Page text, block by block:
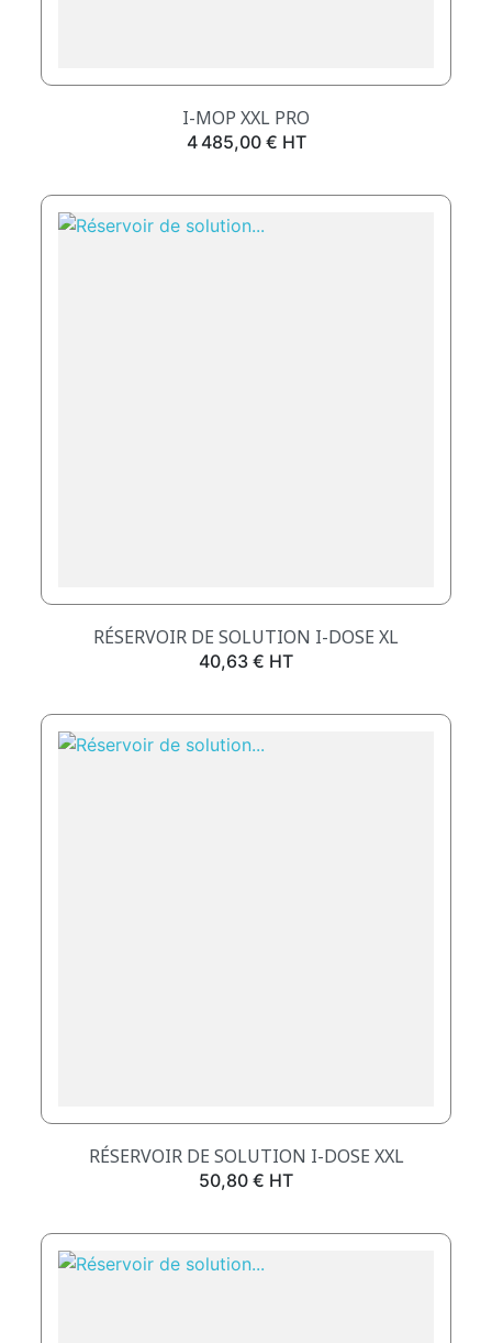
I-MOP XXL PRO
Prix
4 485,00 € HT
RÉSERVOIR DE SOLUTION I-DOSE XL
Prix
40,63 € HT
RÉSERVOIR DE SOLUTION I-DOSE XXL
Prix
50,80 € HT